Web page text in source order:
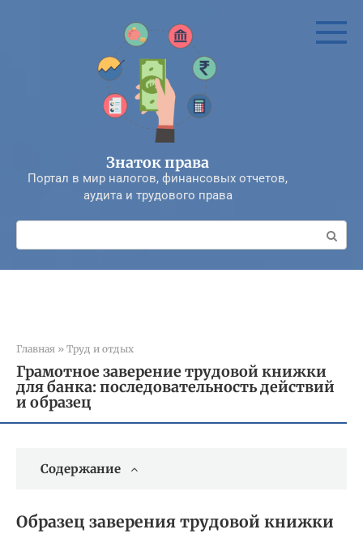
Знаток права
Портал в мир налогов, финансовых отчетов,
аудита и трудового права
Поиск:
Главная » Труд и отдых
Грамотное заверение трудовой книжки
для банка: последовательность действий
и образец
Содержание
Образец заверения трудовой книжки